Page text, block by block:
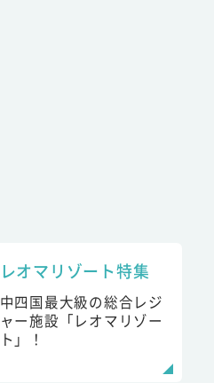
レオマリゾート特集
中四国最大級の総合レジ
ャー施設「レオマリゾー
ト」！